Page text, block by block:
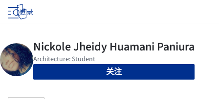
登录
关注